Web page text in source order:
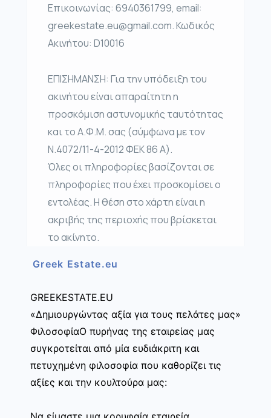
Επικοινωνίας: 6940361799, email:
greekestate.eu@gmail.com. Κωδικός
Ακινήτου: D10016
ΕΠΙΣΗΜΑΝΣΗ: Για την υπόδειξη του
ακινήτου είναι απαραίτητη η
προσκόμιση αστυνομικής ταυτότητας
και το Α.Φ.Μ. σας (σύμφωνα με τον
Ν.4072/11-4-2012 ΦΕΚ 86 Α).
Όλες οι πληροφορίες βασίζονται σε
πληροφορίες που έχει προσκομίσει ο
εντολέας. Η θέση στο χάρτη είναι η
ακριβής της περιοχής που βρίσκεται
το ακίνητο.
Greek Estate.eu
GREEKESTATE.EU
«Δημιουργώντας αξία για τους πελάτες μας»
ΦιλοσοφίαΟ πυρήνας της εταιρείας μας
συγκροτείται από μία ευδιάκριτη και
πετυχημένη φιλοσοφία που καθορίζει τις
αξίες και την κουλτούρα μας: